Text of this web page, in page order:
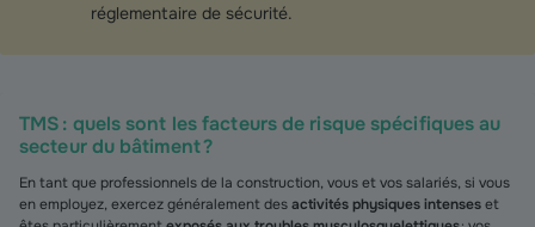
réglementaire de sécurité.
TMS : quels sont les facteurs de risque spécifiques au
secteur du bâtiment ?
En tant que professionnels de la construction, vous et vos salariés, si vous
en employez, exercez généralement desactivités physiques intenseset